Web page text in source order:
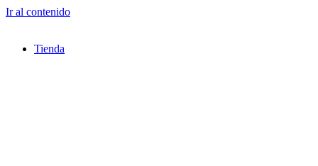
Ir al contenido
Tienda